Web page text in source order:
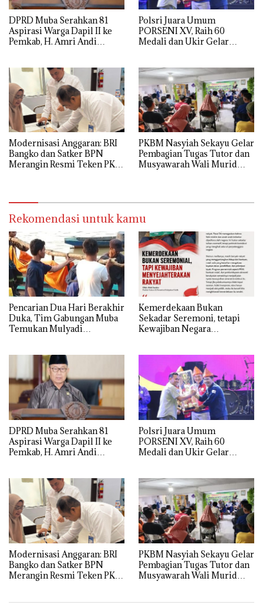
DPRD Muba Serahkan 81
Aspirasi Warga Dapil II ke
Pemkab, H. Amri Andi
Polsri Juara Umum
PORSENI XV, Raih 60
Medali dan Ukir Gelar
Modernisasi Anggaran: BRI
Bangko dan Satker BPN
Merangin Resmi Teken PKS
PKBM Nasyiah Sekayu Gelar
Pembagian Tugas Tutor dan
Musyawarah Wali Murid
Rekomendasi untuk kamu
Pencarian Dua Hari Berakhir
Duka, Tim Gabungan Muba
Temukan Mulyadi
Kemerdekaan Bukan
Sekadar Seremoni, tetapi
Kewajiban Negara
DPRD Muba Serahkan 81
Aspirasi Warga Dapil II ke
Pemkab, H. Amri Andi
Polsri Juara Umum
PORSENI XV, Raih 60
Medali dan Ukir Gelar
Modernisasi Anggaran: BRI
Bangko dan Satker BPN
Merangin Resmi Teken PKS
PKBM Nasyiah Sekayu Gelar
Pembagian Tugas Tutor dan
Musyawarah Wali Murid